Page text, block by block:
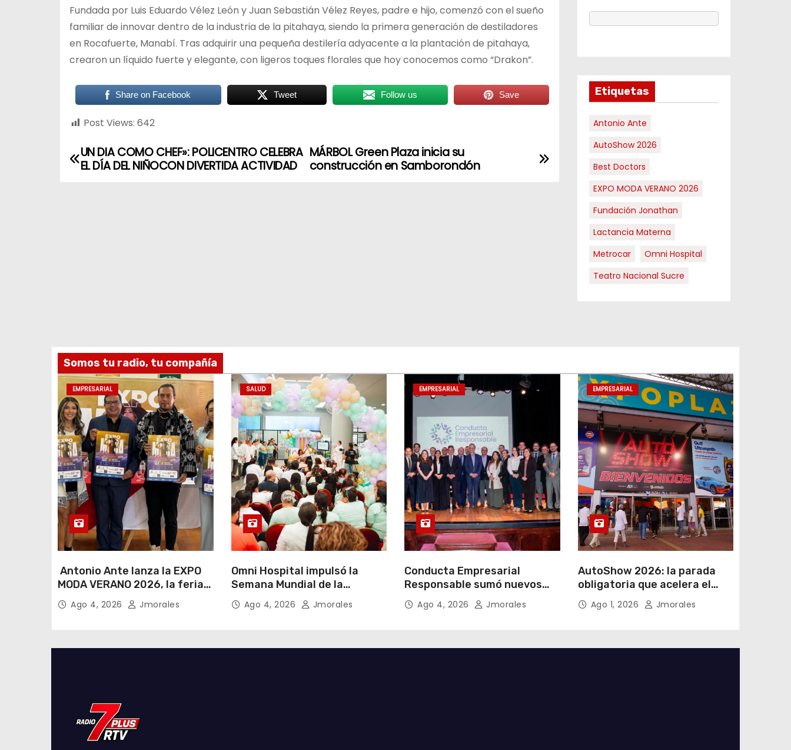
Fundada por Luis Eduardo Vélez León y Juan Sebastián Vélez Reyes, padre e hijo, comenzó con el sueño
familiar de innovar dentro de la industria de la pitahaya, siendo la primera generación de destiladores
en Rocafuerte, Manabí. Tras adquirir una pequeña destilería adyacente a la plantación de pitahaya,
crearon un líquido fuerte y elegante, con ligeros toques florales que hoy conocemos como “Drakon”.
Share on Facebook Tweet Follow us Save
Post Views: 642
MÁRBOL Green Plaza inicia su
construcción en Samborondón
UN DIA COMO CHEF»: POLICENTRO CELEBRA
EL DÍA DEL NIÑOCON DIVERTIDA ACTIVIDAD
Etiquetas
Antonio Ante
AutoShow 2026
Best Doctors
EXPO MODA VERANO 2026
Fundación Jonathan
Lactancia Materna
Metrocar
Omni Hospital
Teatro Nacional Sucre
Somos tu radio, tu compañía
EMPRESARIAL
Antonio Ante lanza la EXPO
MODA VERANO 2026, la feria
de moda e industria textil
más importante del Ecuador
Ago 4, 2026 Jmorales
SALUD
Omni Hospital impulsó la
Semana Mundial de la
Lactancia Materna bajo el
lema “Un inicio sostenible en
Ago 4, 2026 Jmorales
EMPRESARIAL
Conducta Empresarial
Responsable sumó nuevos
miembros y fortaleció la
integridad empresarial en
Ago 4, 2026 Jmorales
EMPRESARIAL
AutoShow 2026: la parada
obligatoria que acelera el
mercado automotor
ecuatoriano
Ago 1, 2026 Jmorales